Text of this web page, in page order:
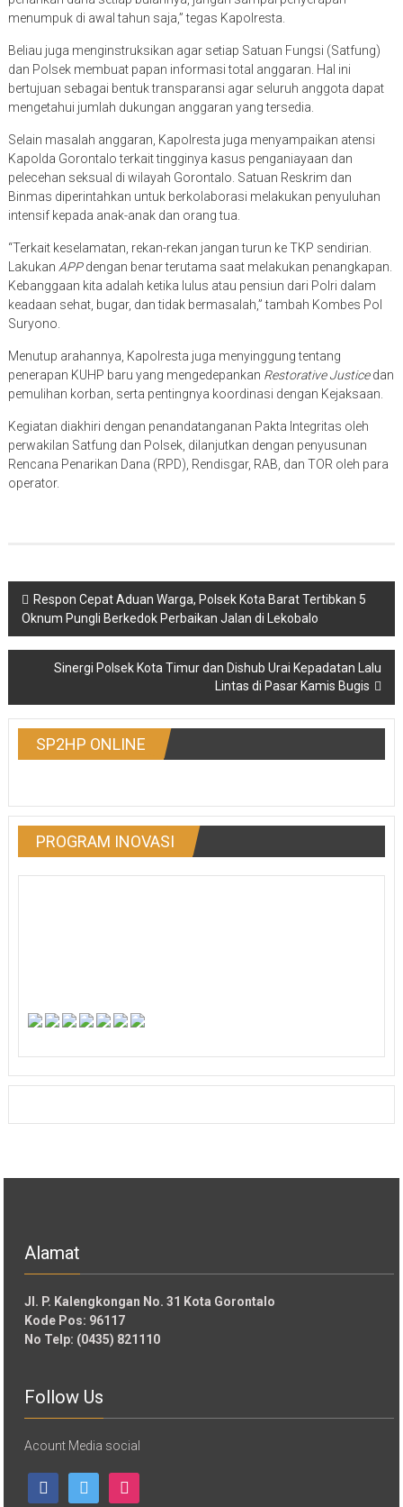
menumpuk di awal tahun saja,” tegas Kapolresta.
Beliau juga menginstruksikan agar setiap Satuan Fungsi (Satfung)
dan Polsek membuat papan informasi total anggaran. Hal ini
bertujuan sebagai bentuk transparansi agar seluruh anggota dapat
mengetahui jumlah dukungan anggaran yang tersedia.
Selain masalah anggaran, Kapolresta juga menyampaikan atensi
Kapolda Gorontalo terkait tingginya kasus penganiayaan dan
pelecehan seksual di wilayah Gorontalo. Satuan Reskrim dan
Binmas diperintahkan untuk berkolaborasi melakukan penyuluhan
intensif kepada anak-anak dan orang tua.
“Terkait keselamatan, rekan-rekan jangan turun ke TKP sendirian.
Lakukan APPdengan benar terutama saat melakukan penangkapan.
Kebanggaan kita adalah ketika lulus atau pensiun dari Polri dalam
keadaan sehat, bugar, dan tidak bermasalah,” tambah Kombes Pol
Suryono.
Menutup arahannya, Kapolresta juga menyinggung tentang
penerapan KUHP baru yang mengedepankan Restorative Justicedan
pemulihan korban, serta pentingnya koordinasi dengan Kejaksaan.
Kegiatan diakhiri dengan penandatanganan Pakta Integritas oleh
perwakilan Satfung dan Polsek, dilanjutkan dengan penyusunan
Rencana Penarikan Dana (RPD), Rendisgar, RAB, dan TOR oleh para
operator.
Post
navigation
Respon Cepat Aduan Warga, Polsek Kota Barat Tertibkan 5
Oknum Pungli Berkedok Perbaikan Jalan di Lekobalo
Sinergi Polsek Kota Timur dan Dishub Urai Kepadatan Lalu
Lintas di Pasar Kamis Bugis
SP2HP ONLINE
PROGRAM INOVASI
Alamat
Jl. P. Kalengkongan No. 31 Kota Gorontalo
Kode Pos: 96117
No Telp: (0435) 821110
Follow Us
Acount Media social
facebooktwitter instagram